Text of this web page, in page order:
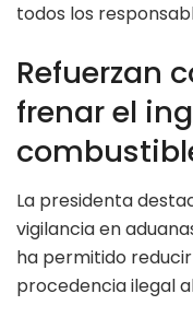
todos los
Refuerzan
frenar el
La presidenta
vigilancia en
ha permitido
procedencia ilegal